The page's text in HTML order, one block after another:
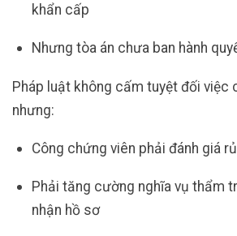
khẩn cấp
Nhưng tòa án chưa ban hành
Pháp luật không cấm tuyệt đối việc
nhưng:
Công chứng viên phải đánh giá
Phải tăng cường nghĩa vụ thẩm
nhận hồ sơ